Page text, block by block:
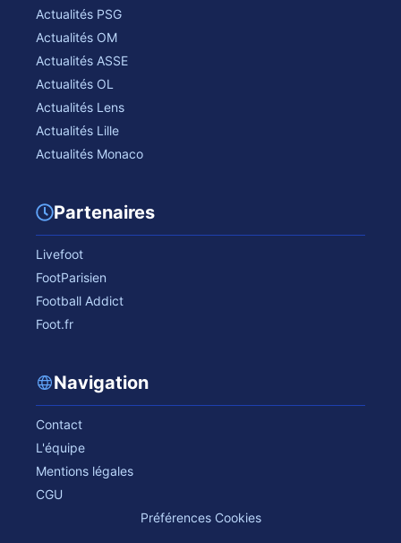
Actualités PSG
Actualités OM
Actualités ASSE
Actualités OL
Actualités Lens
Actualités Lille
Actualités Monaco
Partenaires
Livefoot
FootParisien
Football Addict
Foot.fr
Navigation
Contact
L'équipe
Mentions légales
CGU
Préférences Cookies